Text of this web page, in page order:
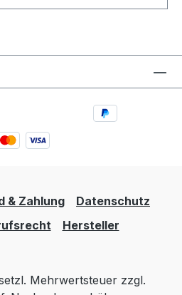
& Zahlung
Datenschutz
Hersteller
Mehrwertsteuer zzgl.